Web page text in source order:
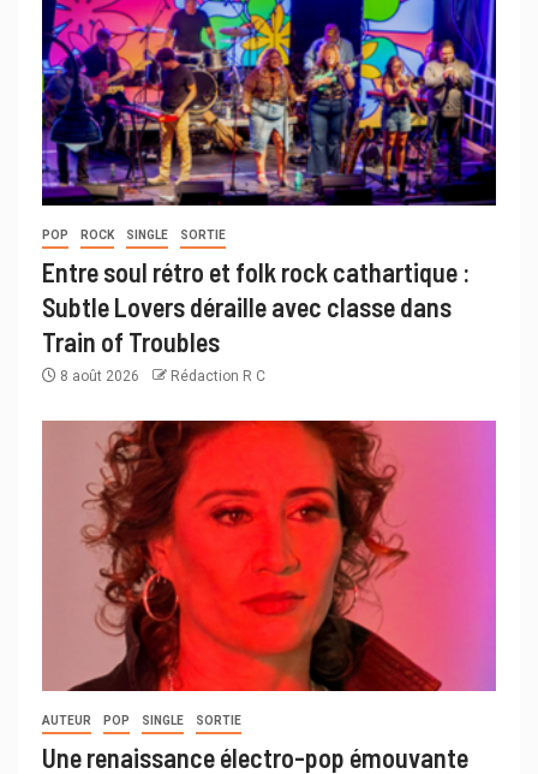
POP ROCK SINGLE SORTIE
Entre soul rétro et folk rock cathartique :
Subtle Lovers déraille avec classe dans
Train of Troubles
8 août 2026 Rédaction R C
AUTEUR POP SINGLE SORTIE
Une renaissance électro-pop émouvante